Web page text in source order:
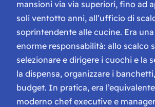
mansioni via via superiori, fino ad
soli ventotto anni, all’ufficio di
soprintendente alle cucine. Era
enorme responsabilità: allo scalco
selezionare e dirigere i cuochi e la
la dispensa, organizzare i
budget. In pratica, era
moderno chef executive e